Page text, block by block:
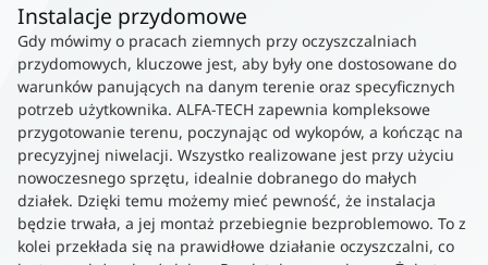
Instalacje przydomowe
Gdy mówimy o pracach ziemnych przy oczyszczalniach
przydomowych, kluczowe jest, aby były one dostosowane do
warunków panujących na danym terenie oraz specyficznych
potrzeb użytkownika. ALFA-TECH zapewnia kompleksowe
przygotowanie terenu, poczynając od wykopów, a kończąc na
precyzyjnej niwelacji. Wszystko realizowane jest przy użyciu
nowoczesnego sprzętu, idealnie dobranego do małych
działek. Dzięki temu możemy mieć pewność, że instalacja
będzie trwała, a jej montaż przebiegnie bezproblemowo. To z
kolei przekłada się na prawidłowe działanie oczyszczalni, co